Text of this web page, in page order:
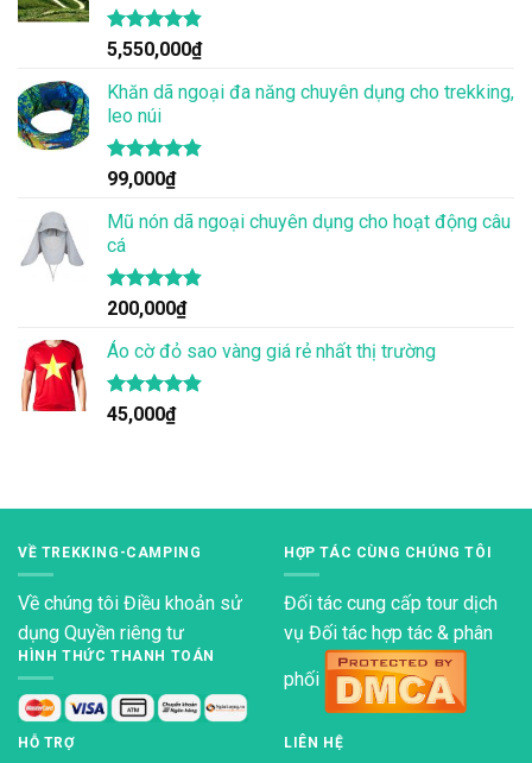
Được xếp
hạng 4.83
5 sao
5,550,000₫
Khăn dã ngoại đa năng chuyên dụng cho trekking,
leo núi
Được xếp
hạng
4.83
5 sao
99,000₫
Mũ nón dã ngoại chuyên dụng cho hoạt động câu
cá
Được xếp
hạng
4.83
5 sao
200,000₫
Áo cờ đỏ sao vàng giá rẻ nhất thị trường
Được xếp
hạng
4.80
45,000₫
VỀ TREKKING-CAMPING
Về chúng tôi Điều khoản sử
dụng Quyền riêng tư
HÌNH THỨC THANH TOÁN
HỢP TÁC CÙNG CHÚNG TÔI
Đối tác cung cấp tour dịch
vụ Đối tác hợp tác & phân
phối
HỖ TRỢ LIÊN HỆ